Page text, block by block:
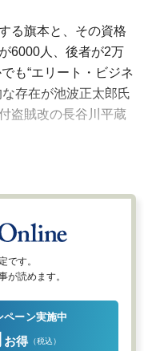
る旗本と、その資格
6000人、後者が2万
も“エリート・ビジネ
存在が池波正太郎氏
盗賊改の長谷川平蔵
です。
が読めます。
ペーン実施中
お得 （税込）